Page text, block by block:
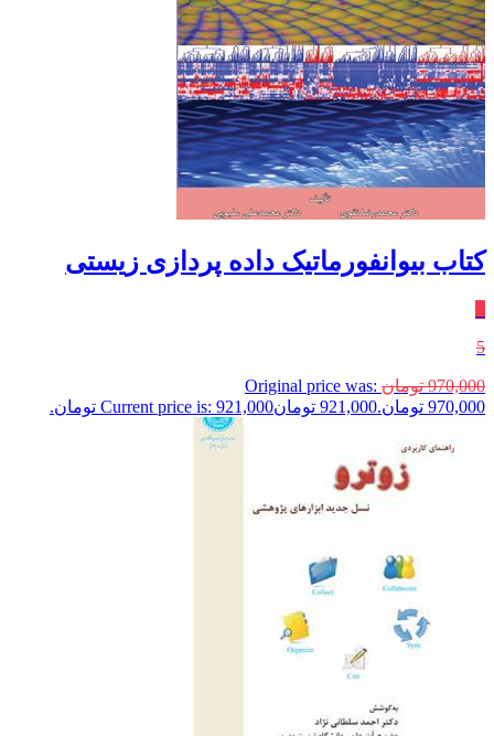
کتاب بیوانفورماتیک داده پردازی زیستی
5
970,000 تومان Original price was:
970,000 تومان.
921,000 تومانCurrent price is: 921,000 تومان.